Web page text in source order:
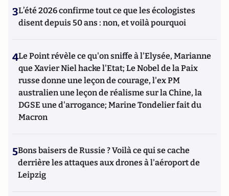
3L’été 2026 confirme tout ce que les écologistes
disent depuis 50 ans : non, et voilà pourquoi
4Le Point révèle ce qu'on sniffe à l'Elysée, Marianne
que Xavier Niel hacke l'Etat; Le Nobel de la Paix
russe donne une leçon de courage, l'ex PM
australien une leçon de réalisme sur la Chine, la
DGSE une d'arrogance; Marine Tondelier fait du
Macron
5Bons baisers de Russie ? Voilà ce qui se cache
derrière les attaques aux drones à l'aéroport de
Leipzig